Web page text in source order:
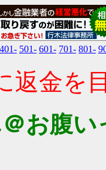
401- 501- 601- 701- 801-
返金を
お腹い